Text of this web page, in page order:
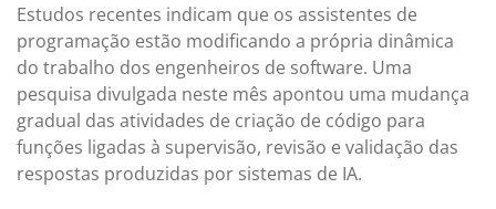
Estudos recentes indicam que os assistentes de
programação estão modificando a própria dinâmica
do trabalho dos engenheiros de software. Uma
pesquisa divulgada neste mês apontou uma mudança
gradual das atividades de criação de código para
funções ligadas à supervisão, revisão e validação das
respostas produzidas por sistemas de IA.